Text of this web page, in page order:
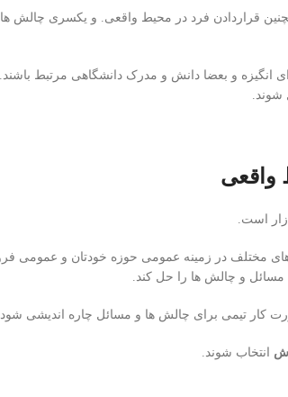
قراردادن فرد در محیط واقعی. و یکسری چالش ها
و بعضا دانش و مدرک دانشگاهی مرتبط باشند.
است.
مختلف در زمینه عمومی حوزه خودتان و عمومی
و چالش ها را حل کند.
کار تیمی برای چالش ها و مسائل چاره اندیشی شود.
انتخاب شوند.